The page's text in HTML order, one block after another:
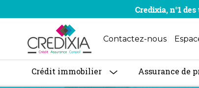
Credixia, n°1
Contactez-nous
Crédit immobilier Assurance de